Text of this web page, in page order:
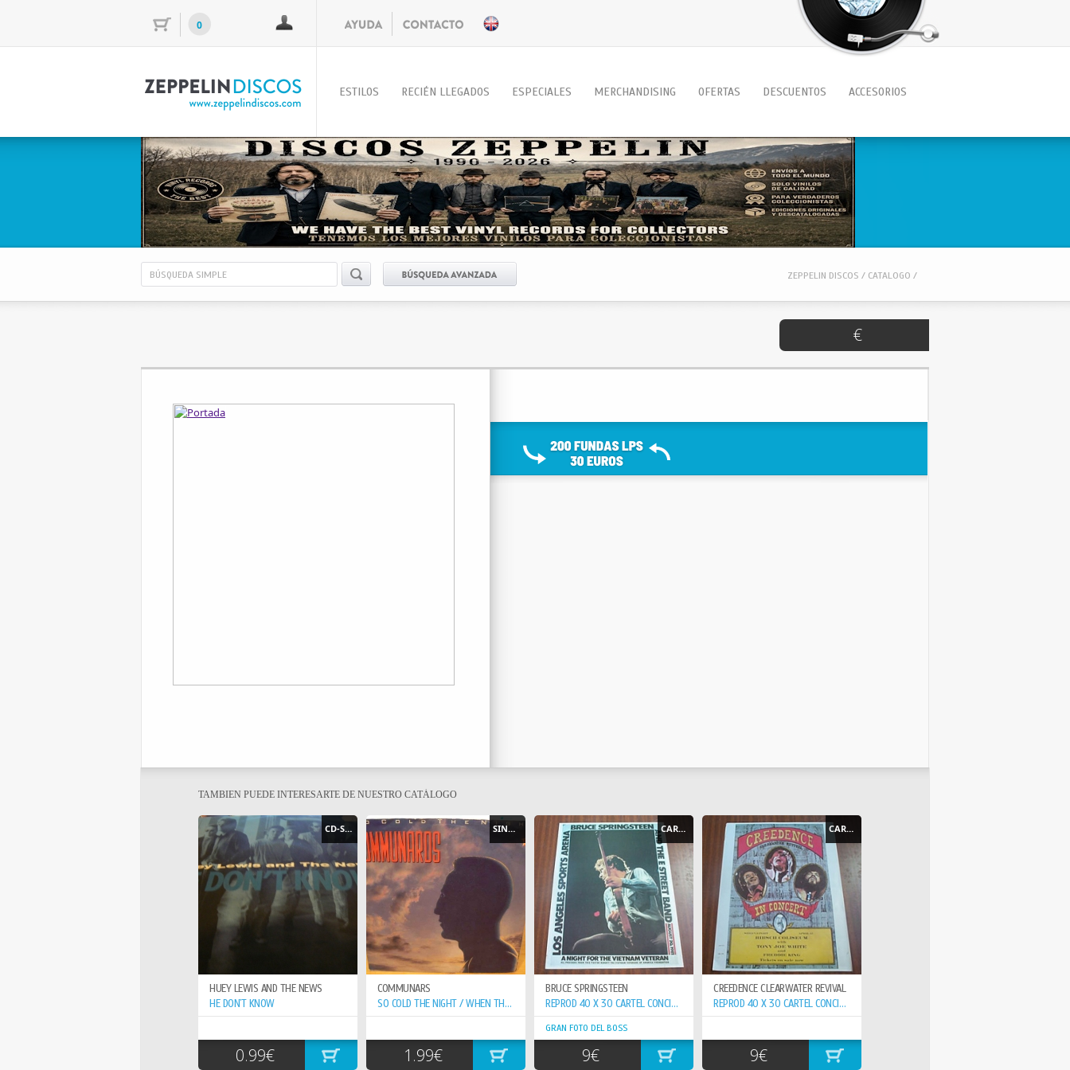
0
ESTILOS RECIÉN LLEGADOS ESPECIALES MERCHANDISING OFERTAS DESCUENTOS ACCESORIOS
ZEPPELIN DISCOS / CATALOGO /
€
TAMBIEN PUEDE INTERESARTE DE NUESTRO CATÁLOGO
CD-SINGLE
HUEY LEWIS AND THE NEWS
HE DON`T KNOW
0.99€
SINGLE
COMMUNARS
SO COLD THE NIGHT / WHEN THE WALLS COME...
1.99€
CARTEL - POSTER
BRUCE SPRINGSTEEN
REPROD 40 X 30 CARTEL CONCIERTO 20-8-81 VETERAN VIETNAN
GRAN FOTO DEL BOSS
9€
CARTEL - POSTER
CREEDENCE CLEARWATER REVIVAL
REPROD 40 X 30 CARTEL CONCIERTO 15-6- ,
9€